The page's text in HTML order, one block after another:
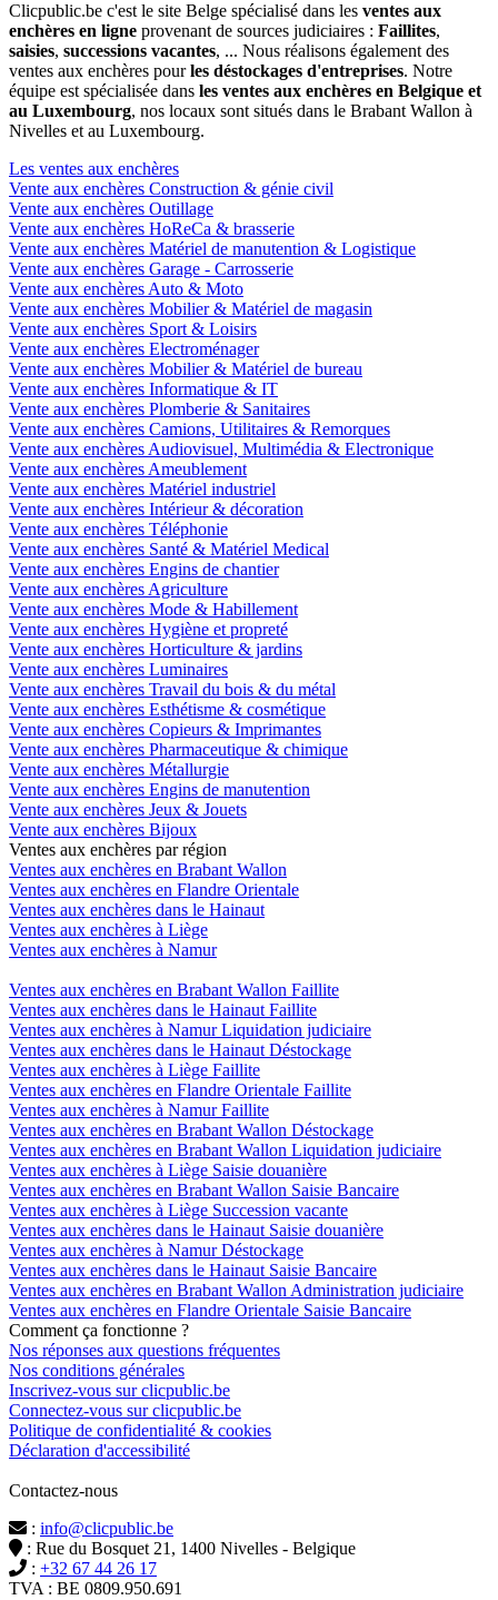
Clicpublic.be c'est le site Belge spécialisé dans les ventes aux
enchères en ligne provenant de sources judiciaires : Faillites,
saisies, successions vacantes, ... Nous réalisons également des
ventes aux enchères pourles déstockages d'entreprises. Notre
équipe est spécialisée dans les ventes aux enchères en Belgique et
au Luxembourg, nos locaux sont situés dans le Brabant Wallon à
Nivelles et au Luxembourg.
Les ventes aux enchères
Vente aux enchères Construction & génie civil
Vente aux enchères Outillage
Vente aux enchères HoReCa & brasserie
Vente aux enchères Matériel de manutention & Logistique
Vente aux enchères Garage - Carrosserie
Vente aux enchères Auto & Moto
Vente aux enchères Mobilier & Matériel de magasin
Vente aux enchères Sport & Loisirs
Vente aux enchères Electroménager
Vente aux enchères Mobilier & Matériel de bureau
Vente aux enchères Informatique & IT
Vente aux enchères Plomberie & Sanitaires
Vente aux enchères Camions, Utilitaires & Remorques
Vente aux enchères Audiovisuel, Multimédia & Electronique
Vente aux enchères Ameublement
Vente aux enchères Matériel industriel
Vente aux enchères Intérieur & décoration
Vente aux enchères Téléphonie
Vente aux enchères Santé & Matériel Medical
Vente aux enchères Engins de chantier
Vente aux enchères Agriculture
Vente aux enchères Mode & Habillement
Vente aux enchères Hygiène et propreté
Vente aux enchères Horticulture & jardins
Vente aux enchères Luminaires
Vente aux enchères Travail du bois & du métal
Vente aux enchères Esthétisme & cosmétique
Vente aux enchères Copieurs & Imprimantes
Vente aux enchères Pharmaceutique & chimique
Vente aux enchères Métallurgie
Vente aux enchères Engins de manutention
Vente aux enchères Jeux & Jouets
Vente aux enchères Bijoux
Ventes aux enchères par région
Ventes aux enchères en Brabant Wallon
Ventes aux enchères en Flandre Orientale
Ventes aux enchères dans le Hainaut
Ventes aux enchères à Liège
Ventes aux enchères à Namur
Ventes aux enchères en Brabant Wallon Faillite
Ventes aux enchères dans le Hainaut Faillite
Ventes aux enchères à Namur Liquidation judiciaire
Ventes aux enchères dans le Hainaut Déstockage
Ventes aux enchères à Liège Faillite
Ventes aux enchères en Flandre Orientale Faillite
Ventes aux enchères à Namur Faillite
Ventes aux enchères en Brabant Wallon Déstockage
Ventes aux enchères en Brabant Wallon Liquidation judiciaire
Ventes aux enchères à Liège Saisie douanière
Ventes aux enchères en Brabant Wallon Saisie Bancaire
Ventes aux enchères à Liège Succession vacante
Ventes aux enchères dans le Hainaut Saisie douanière
Ventes aux enchères à Namur Déstockage
Ventes aux enchères dans le Hainaut Saisie Bancaire
Ventes aux enchères en Brabant Wallon Administration judiciaire
Ventes aux enchères en Flandre Orientale Saisie Bancaire
Comment ça fonctionne ?
Nos réponses aux questions fréquentes
Nos conditions générales
Inscrivez-vous sur clicpublic.be
Connectez-vous sur clicpublic.be
Politique de confidentialité & cookies
Déclaration d'accessibilité
Contactez-nous
: info@clicpublic.be
: Rue du Bosquet 21, 1400 Nivelles - Belgique
: +32 67 44 26 17
TVA : BE 0809.950.691